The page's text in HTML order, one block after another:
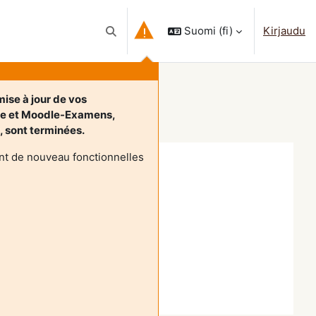
Vaihda hakusyöttöä
à jour de vos
et Moodle-Examens,
sont terminées.
de nouveau fonctionnelles
Suomi ‎(fi)‎ Kirjaudu